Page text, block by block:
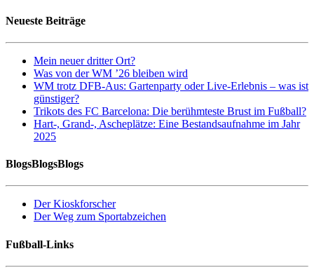
Neueste Beiträge
Mein neuer dritter Ort?
Was von der WM ’26 bleiben wird
WM trotz DFB-Aus: Gartenparty oder Live-Erlebnis – was ist
günstiger?
Trikots des FC Barcelona: Die berühmteste Brust im Fußball?
Hart-, Grand-, Ascheplätze: Eine Bestandsaufnahme im Jahr
2025
BlogsBlogsBlogs
Der Kioskforscher
Der Weg zum Sportabzeichen
Fußball-Links